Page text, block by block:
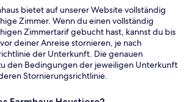
bietet auf unserer Website vollständig
Zimmer. Wenn du einen vollständig
Zimmertarif gebucht hast, kannst du bis
deiner Anreise stornieren, je nach
der Unterkunft. Die genauen
den Bedingungen der jeweiligen Unterkunft
Stornierungsrichtlinie.